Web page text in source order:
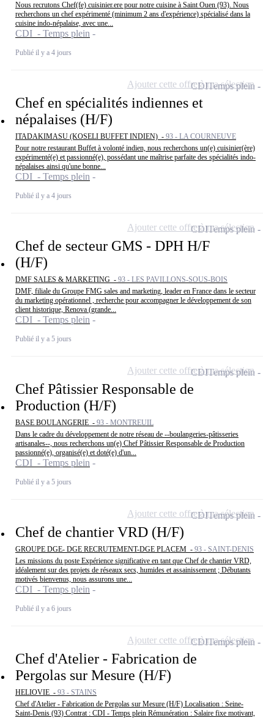
Nous recrutons Chef(fe) cuisinier.ere pour notre cuisine à Saint Ouen (93). Nous
recherchons un chef expérimenté (minimum 2 ans d'expérience) spécialisé dans la
cuisine indo-népalaise, avec une...
CDI - Temps plein
Publié il y a 4 jours
Chef en spécialités indiennes et
népalaises (H/F)
ITADAKIMASU (KOSELI BUFFET INDIEN) - 93 - LA COURNEUVE
Pour notre restaurant Buffet à volonté indien, nous recherchons un(e) cuisinier(ère)
expérimenté(e) et passionné(e), possédant une maîtrise parfaite des spécialités indo-
népalaises ainsi qu'une bonne...
CDI - Temps plein
Publié il y a 4 jours
CDITemps plein
Ajouter cette offre à ma sélection
Chef de secteur GMS - DPH H/F
(H/F)
DMF SALES & MARKETING - 93 - LES PAVILLONS-SOUS-BOIS
DMF, filiale du Groupe FMG sales and marketing, leader en France dans le secteur
du marketing opérationnel , recherche pour accompagner le développement de son
client historique, Renova (grande...
CDI - Temps plein
Publié il y a 5 jours
CDITemps plein
Ajouter cette offre à ma sélection
Chef Pâtissier Responsable de
Production (H/F)
BASE BOULANGERIE - 93 - MONTREUIL
Dans le cadre du développement de notre réseau de --boulangeries-pâtisseries
artisanales--, nous recherchons un(e) Chef Pâtissier Responsable de Production
passionné(e), organisé(e) et doté(e) d'un...
CDI - Temps plein
Publié il y a 5 jours
CDITemps plein
Ajouter cette offre à ma sélection
Chef de chantier VRD (H/F)
GROUPE DGE- DGE RECRUTEMENT-DGE PLACEM - 93 - SAINT-DENIS
Les missions du poste Expérience significative en tant que Chef de chantier VRD,
idéalement sur des projets de réseaux secs, humides et assainissement ; Débutants
motivés bienvenus, nous assurons une...
CDI - Temps plein
Publié il y a 6 jours
CDITemps plein
Ajouter cette offre à ma sélection
Chef d'Atelier - Fabrication de
Pergolas sur Mesure (H/F)
HELIOVIE - 93 - STAINS
Chef d'Atelier - Fabrication de Pergolas sur Mesure (H/F) Localisation : Seine-
Saint-Denis (93) Contrat : CDI - Temps plein Rémunération : Salaire fixe motivant,
CDITemps plein
Ajouter cette offre à ma sélection